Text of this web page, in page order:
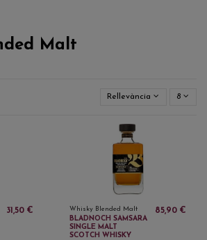
Malt
Rellevància 8
31,50 € Whisky Blended Malt
BLADNOCH SAMSARA
SINGLE MALT
SCOTCH WHISKY
85,90 €